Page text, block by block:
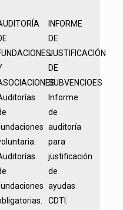
INFORME
DE
JUSTIFICACIÓN
DE
SUBVENCIOES
Informe
de
auditoría
para
justificación
de
ayudas
CDTI.